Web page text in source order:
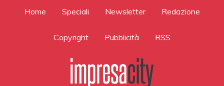
Home Speciali Newsletter Redazione
Copyright Pubblicità RSS